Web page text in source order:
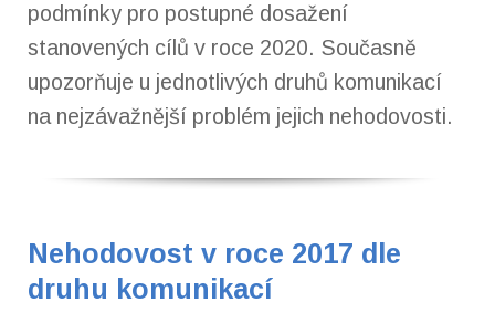
podmínky pro postupné dosažení
stanovených cílů v roce 2020. Současně
upozorňuje u jednotlivých druhů komunikací
na nejzávažnější problém jejich nehodovosti.
Nehodovost v roce 2017 dle
druhu komunikací